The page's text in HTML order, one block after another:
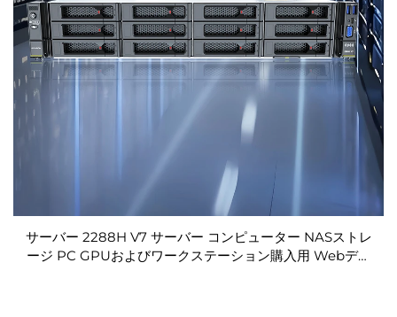
サーバー 2288H V7 サーバー コンピューター NASストレ
ージ PC GPUおよびワークステーション購入用 Webデバ